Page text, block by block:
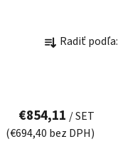
a
n
i
e
Radiť podľa:
€854,11 / SET
(€694,40 bez DPH)